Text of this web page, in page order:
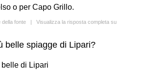
o per Capo Grillo.
della fonte | Visualizza la risposta completa su
belle spiagge di Lipari?
di Lipari